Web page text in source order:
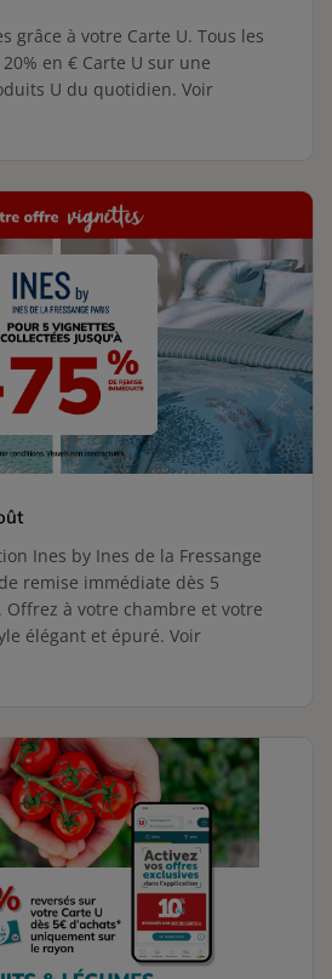
grâce à votre Carte U. Tous les
en € Carte U sur une
U du quotidien. Voir
Ines by Ines de la Fressange
remise immédiate dès 5
Offrez à votre chambre et votre
élégant et épuré. Voir